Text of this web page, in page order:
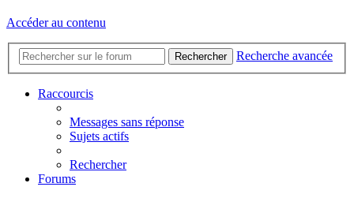
Accéder au contenu
Rechercher Recherche avancée
Raccourcis
Messages sans réponse
Sujets actifs
Rechercher
Forums